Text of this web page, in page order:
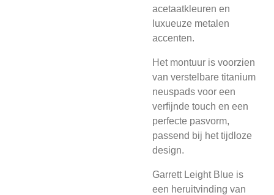
acetaatkleuren en
luxueuze metalen
accenten.
Het montuur is voorzien
van verstelbare titanium
neuspads voor een
verfijnde touch en een
perfecte pasvorm,
passend bij het tijdloze
design.
Garrett Leight Blue is
een heruitvinding van